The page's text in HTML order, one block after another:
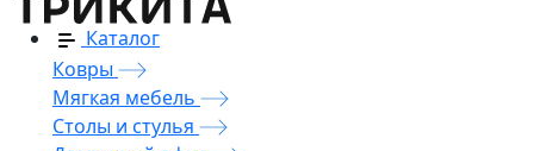
Каталог
Ковры
Мягкая мебель
Столы и стулья